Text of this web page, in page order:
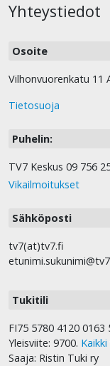
Yhteystiedot
Osoite
Vilhonvuorenkatu 11
Tietosuoja
Puhelin:
TV7 Keskus 09 756
Vikailmoitukset
Sähköposti
tv7(at)tv7.fi
Tukitili
FI75 5780 4120 0163
Yleisviite: 9700.
Saaja: Ristin Tuki ry